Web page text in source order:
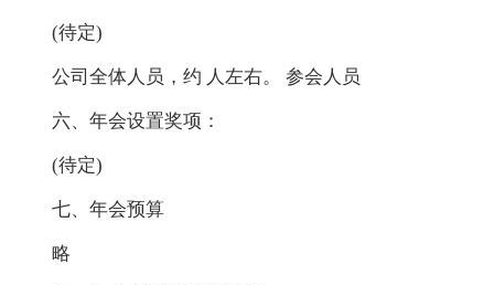
(待定)
公司全体人员，约 人左右。 参会人员
六、年会设置奖项：
(待定)
七、年会预算
略